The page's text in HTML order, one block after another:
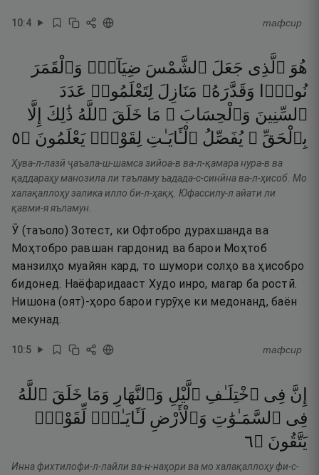
10:4 тафсир
هُوَ ٱلَّذِى جَعَلَ ٱلشَّمْسَ ضِيَآءًۭ وَٱلْقَمَرَ
نُورًۭا
وَقَدَّرَهُۥ مَنَازِلَ لِتَعْلَمُوا۟ عَدَدَ
ٱلسِّنِينَ وَٱلْحِسَابَ ۚ مَا خَلَقَ ٱللَّهُ ذَٰلِكَ
إِلَّا
بِٱلْحَقِّ ۚ يُفَصِّلُ ٱلْـَٔايَـٰتِ لِقَوْمٍۢ يَعْلَمُونَ ۝٥
Ҳува-л-лазӣ ҷаъала-ш-шамса зийоа-в ва-л-қамара нура-в ва
қаддараҳу манозила ли таъламу ъадада-с-синӣна ва-л-ҳисоб. Мо
халақаллоҳу залика илло би-л-ҳаққ. Юфассилу-л айати ли
қавми-я яъламун.
Ӯ (таъоло) Зотест, ки Офтобро дурахшанда ва
Моҳтобро равшан гардонид ва барои Моҳтоб
манзилҳо муайян кард, то шумори солҳо ва ҳисобро
бидонед. Наёфаридааст Худо инро, магар ба ростӣ.
Нишона (оят)-ҳоро барои гурӯҳе ки медонанд, баён
мекунад.
10:5 тафсир
إِنَّ فِى ٱخْتِلَـٰفِ ٱلَّيْلِ وَٱلنَّهَارِ وَمَا خَلَقَ ٱللَّهُ
فِى ٱلسَّمَـٰوَٰتِ وَٱلْأَرْضِ لَـَٔايَـٰتٍۢ لِّقَوْمٍۢ
يَتَّقُونَ ۝٦
Инна фихтилофи-л-лайли ва-н-наҳори ва мо халақаллоҳу фи-с-